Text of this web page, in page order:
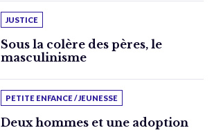
JUSTICE
Sous la colère des pères, le
masculinisme
PETITE ENFANCE / JEUNESSE
Deux hommes et une adoption